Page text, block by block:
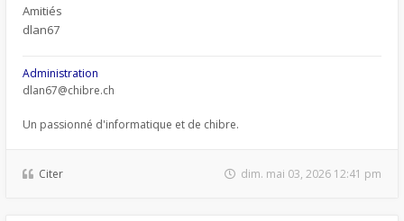
Amitiés
dlan67
Administration
dlan67@chibre.ch
Un passionné d'informatique et de chibre.
Citer dim. mai 03, 2026 12:41 pm